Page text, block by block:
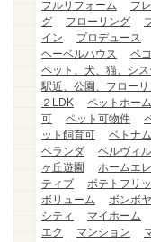
フルリフォーム
フ
グ
フローリング
イン
プロデュース
ヘーベルハウス
ペ
ペット、犬、猫、シス
駅近、公園、フローリ
２LDK
ペットホー
可
ペット可物件
ット飼育可
ベトナム
ベランダ
ベルヴィル
ヶ丘遊園
ホームエ
ティブ
ポテトフリ
ボリューム
ボンボ
シティ
マイホーム
エク
マンション